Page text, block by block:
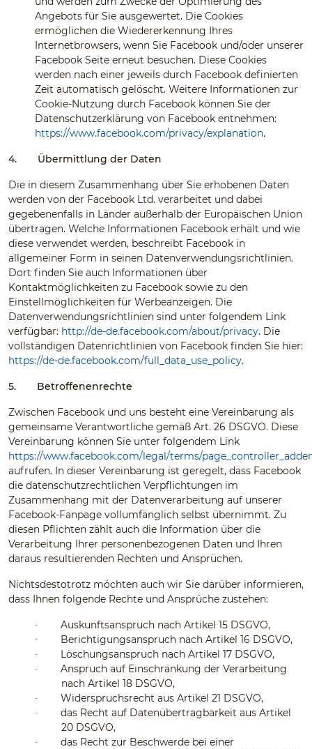
Angebots für Sie ausgewertet. Die Cookies
ermöglichen die Wiedererkennung Ihres
Internetbrowsers, wenn Sie Facebook und/oder unserer
Facebook Seite erneut besuchen. Diese Cookies
werden nach einer jeweils durch Facebook definierten
Zeit automatisch gelöscht. Weitere Informationen zur
Cookie-Nutzung durch Facebook können Sie der
Datenschutzerklärung von Facebook entnehmen:
https://www.facebook.com/privacy/explanation.
4. Übermittlung der Daten
Die in diesem Zusammenhang über Sie erhobenen Daten
werden von der Facebook Ltd. verarbeitet und dabei
gegebenenfalls in Länder außerhalb der Europäischen Union
übertragen. Welche Informationen Facebook erhält und wie
diese verwendet werden, beschreibt Facebook in
allgemeiner Form in seinen Datenverwendungsrichtlinien.
Dort finden Sie auch Informationen über
Kontaktmöglichkeiten zu Facebook sowie zu den
Einstellmöglichkeiten für Werbeanzeigen. Die
Datenverwendungsrichtlinien sind unter folgendem Link
verfügbar: http://de-de.facebook.com/about/privacy. Die
vollständigen Datenrichtlinien von Facebook finden Sie hier:
https://de-de.facebook.com/full_data_use_policy.
5. Betroffenenrechte
Zwischen Facebook und uns besteht eine Vereinbarung als
gemeinsame Verantwortliche gemäß Art. 26 DSGVO. Diese
Vereinbarung können Sie unter folgendem Link
https://www.facebook.com/legal/terms/
aufrufen. In dieser Vereinbarung ist geregelt, dass Facebook
die datenschutzrechtlichen Verpflichtungen im
Zusammenhang mit der Datenverarbeitung auf unserer
Facebook-Fanpage vollumfänglich selbst übernimmt. Zu
diesen Pflichten zählt auch die Information über die
Verarbeitung Ihrer personenbezogenen Daten und Ihren
daraus resultierenden Rechten und Ansprüchen.
Nichtsdestotrotz möchten auch wir Sie darüber informieren,
dass Ihnen folgende Rechte und Ansprüche zustehen:
· Auskunftsanspruch nach Artikel 15 DSGVO,
· Berichtigungsanspruch nach Artikel 16 DSGVO,
· Löschungsanspruch nach Artikel 17 DSGVO,
·
Anspruch auf Einschränkung der Verarbeitung
nach Artikel 18 DSGVO,
· Widerspruchsrecht aus Artikel 21 DSGVO,
·
das Recht auf Datenübertragbarkeit aus Artikel
20 DSGVO,
·
das Recht zur Beschwerde bei einer